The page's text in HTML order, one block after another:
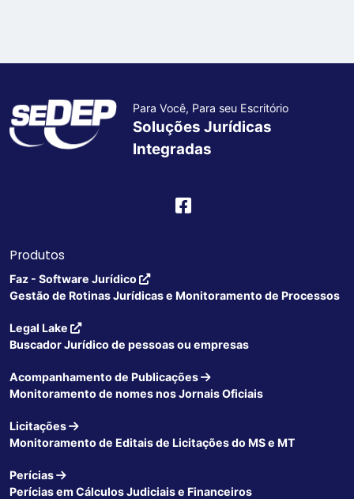
Para Você, Para seu Escritório
Soluções Jurídicas
Integradas
Produtos
Faz - Software Jurídico
Gestão de Rotinas Jurídicas e Monitoramento de Processos
Legal Lake
Buscador Jurídico de pessoas ou empresas
Acompanhamento de Publicações
Monitoramento de nomes nos Jornais Oficiais
Licitações
Monitoramento de Editais de Licitações do MS e MT
Perícias
Perícias em Cálculos Judiciais e Financeiros